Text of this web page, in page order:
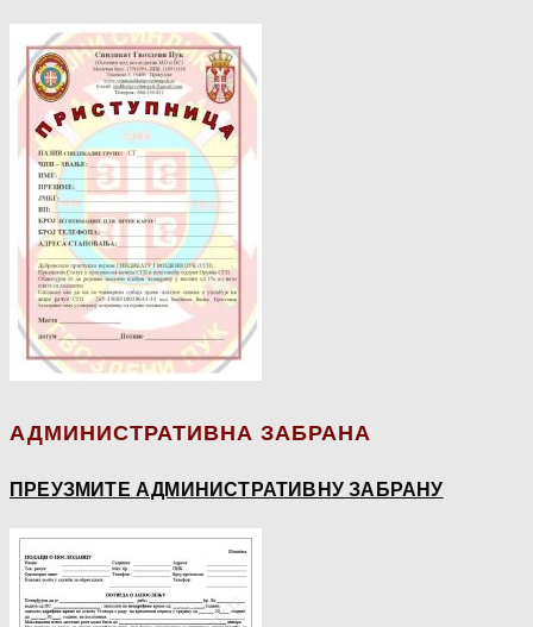
АДМИНИСТРАТИВНА ЗАБРАНА
ПРЕУЗМИТЕ АДМИНИСТРАТИВНУ ЗАБРАНУ